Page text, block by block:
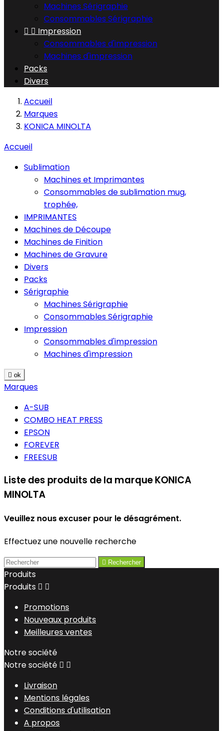
Machines Sérigraphie
Consommables Sérigraphie
  Impression
Consommables d'impression
Machines d'impression
Packs
Divers
Accueil
Marques
KONICA MINOLTA
Accueil
Sublimation
Machines et Imprimantes
Consommables de sublimation mug,
trophée,
IMPRIMANTES
Machines de Découpe
Machines de Finition
Machines de Gravure
Divers
Packs
Sérigraphie
Machines Sérigraphie
Consommables Sérigraphie
Impression
Consommables d'impression
Machines d'impression
 ok
Marques
A-SUB
COMBO HEAT PRESS
EPSON
FOREVER
FREESUB
Liste des produits de la marque KONICA
MINOLTA
Veuillez nous excuser pour le désagrément.
Effectuez une nouvelle recherche
 Rechercher
Produits
Produits  
Promotions
Nouveaux produits
Meilleures ventes
Notre société
Notre société  
Livraison
Mentions légales
Conditions d'utilisation
A propos